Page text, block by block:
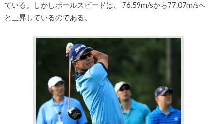
ている。しかしボールスピードは、 76.59m/sから77.07m/sへ
と上昇しているのである。